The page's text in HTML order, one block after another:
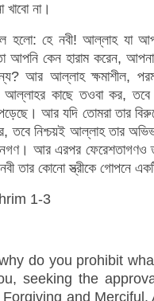
না।
হলো: হে নবী! আল্লাহ যা
আপনি কেন হারাম করেন, আপনার
আর আল্লাহ ক্ষমাশীল,
কাছে তওবা কর, তবে
আর যদি তোমরা তার
তবে নিশ্চয়ই আল্লাহ তার
আর এরপর ফেরেশতাগণও
তার কোনো স্ত্রীকে গোপনে
1-3
do you prohibit
seeking the
and Merciful.